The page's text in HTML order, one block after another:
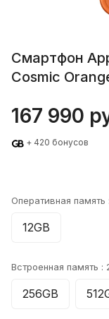
Смартфон
Cosmic
167 990
+ 420 бонусов
Оперативная память :
12GB
Встроенная память :
256GB